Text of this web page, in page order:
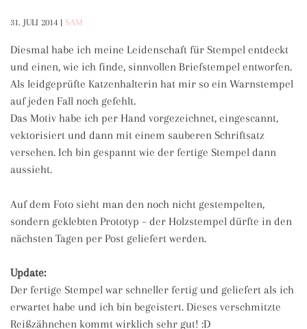
31. JULI 2014 | SAM
Diesmal habe ich meine Leidenschaft für Stempel entdeckt
und einen, wie ich finde, sinnvollen Briefstempel entworfen.
Als leidgeprüfte Katzenhalterin hat mir so ein Warnstempel
auf jeden Fall noch gefehlt.
Das Motiv habe ich per Hand vorgezeichnet, eingescannt,
vektorisiert und dann mit einem sauberen Schriftsatz
versehen. Ich bin gespannt wie der fertige Stempel dann
aussieht.
Auf dem Foto sieht man den noch nicht gestempelten,
sondern geklebten Prototyp – der Holzstempel dürfte in den
nächsten Tagen per Post geliefert werden.
Update:
Der fertige Stempel war schneller fertig und geliefert als ich
erwartet habe und ich bin begeistert. Dieses verschmitzte
Reißzähnchen kommt wirklich sehr gut! :D